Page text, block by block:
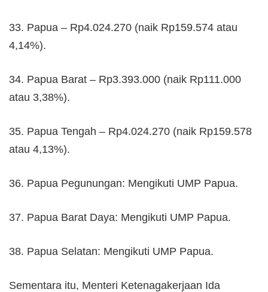
33. Papua – Rp4.024.270 (naik Rp159.574 atau
4,14%).
34. Papua Barat – Rp3.393.000 (naik Rp111.000
atau 3,38%).
35. Papua Tengah – Rp4.024.270 (naik Rp159.578
atau 4,13%).
36. Papua Pegunungan: Mengikuti UMP Papua.
37. Papua Barat Daya: Mengikuti UMP Papua.
38. Papua Selatan: Mengikuti UMP Papua.
Sementara itu, Menteri Ketenagakerjaan Ida